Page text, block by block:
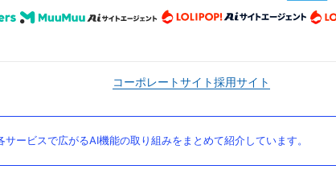
コーポレートサイト採用サイト
ービスで広がるAI機能の取り組みをまとめて紹介しています。